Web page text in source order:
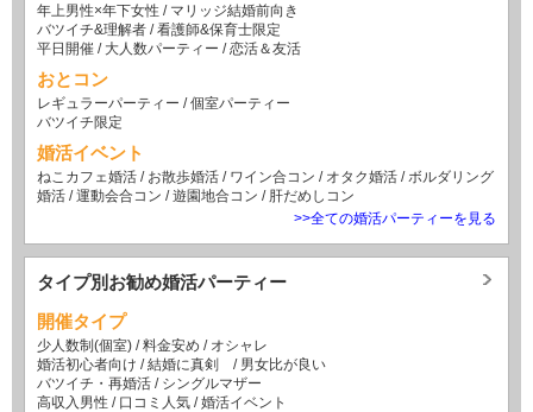
年上男性×年下女性 / マリッジ結婚前向き
バツイチ&理解者 /看護師&保育士限定
平日開催 / 大人数パーティー /恋活＆友活
おとコン
レギュラーパーティー /個室パーティー
バツイチ限定
婚活イベント
ねこカフェ婚活 / お散歩婚活 / ワイン合コン / オタク婚活 / ボルダリング
婚活 /運動会合コン /遊園地合コン / 肝だめしコン
>>全ての婚活パーティーを見る
タイプ別お勧め婚活パーティー
開催タイプ
少人数制(個室) /料金安め / オシャレ
婚活初心者向け /結婚に真剣 / 男女比が良い
バツイチ・再婚活 / シングルマザー
高収入男性 / 口コミ人気 /婚活イベント